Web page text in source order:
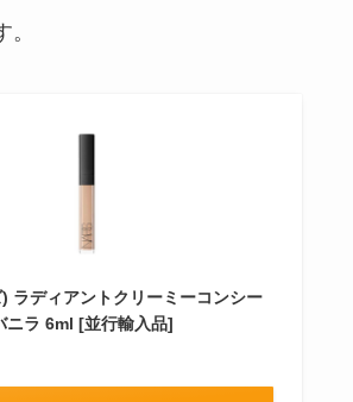
ラディアントクリーミーコンシー
ニラ 6ml [並行輸入品]